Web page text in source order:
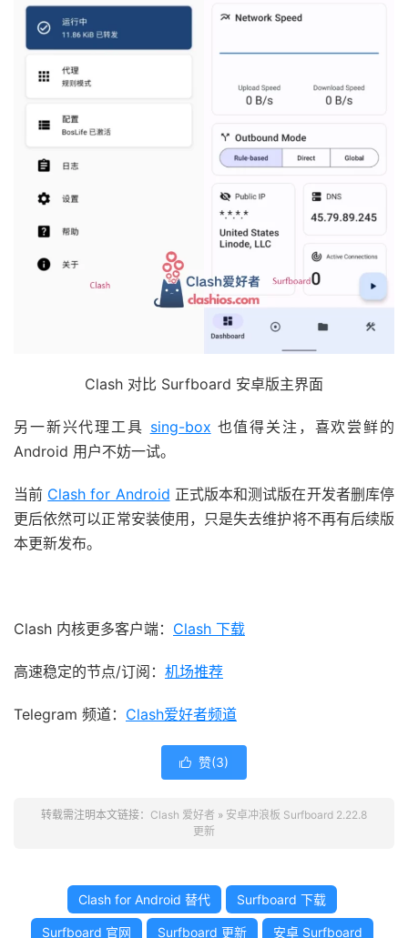
Clash 对比 Surfboard 安卓版主界面
另一新兴代理工具 sing-box 也值得关注，喜欢尝鲜的
Android 用户不妨一试。
当前 Clash for Android 正式版本和测试版在开发者删库停
更后依然可以正常安装使用，只是失去维护将不再有后续版
本更新发布。
Clash 内核更多客户端： Clash 下载
高速稳定的节点/订阅： 机场推荐
Telegram 频道： Clash爱好者频道
 赞(3)
转载需注明本文链接： Clash 爱好者 » 安卓冲浪板 Surfboard 2.22.8
更新
Clash for Android 替代 Surfboard 下载
Surfboard 官网 Surfboard 更新 安卓 Surfboard